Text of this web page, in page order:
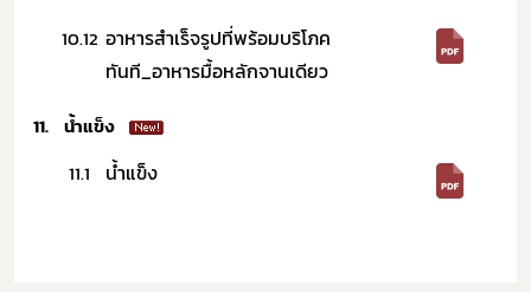
10.12 อาหารสำเร็จรูปที่พร้อมบริโภค
ทันที_อาหารมื้อหลักจานเดียว
11.
น้ำแข็ง
11.1
น้ำแข็ง